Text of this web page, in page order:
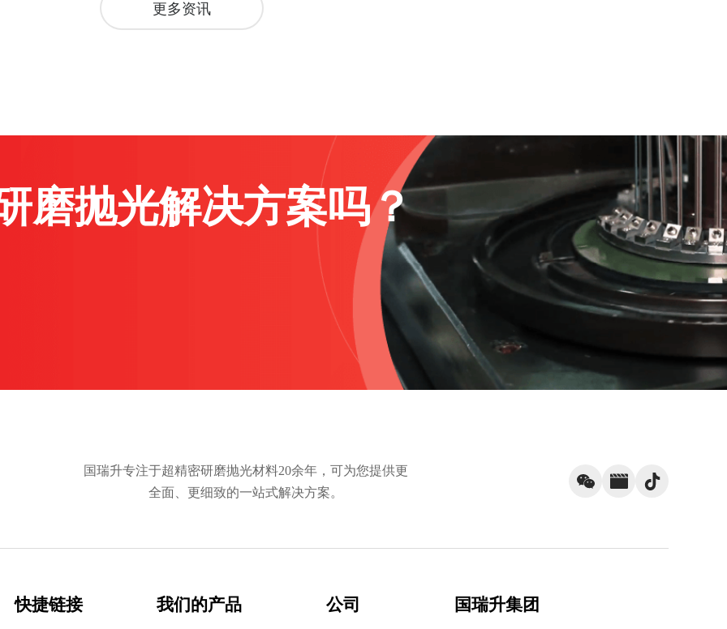
更多资讯
磨抛光解决方案吗？
国瑞升专注于超精密研磨抛光材料20余年，可为您提供更
全面、更细致的一站式解决方案。
快捷链接 我们的产品 公司 国瑞升集团